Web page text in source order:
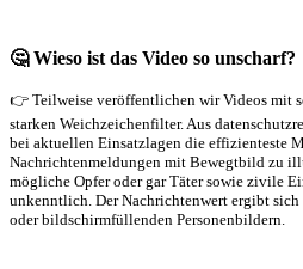
🤔 Wieso ist das Video so unscharf?
👉 Teilweise veröffentlichen wir Videos mit
starken Weichzeichenfilter. Aus
bei aktuellen Einsatzlagen die effizienteste
Nachrichtenmeldungen mit Bewegtbild zu
mögliche Opfer oder gar Täter sowie zivile
unkenntlich. Der Nachrichtenwert ergibt
oder bildschirmfüllenden Personenbildern.